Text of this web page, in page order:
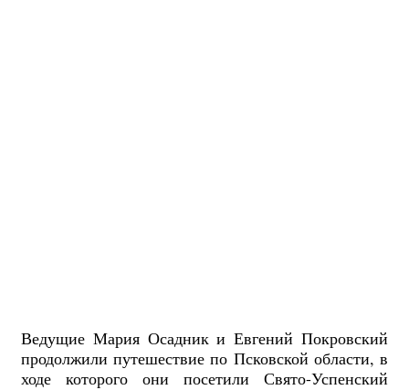
Ведущие Мария Осадник и Евгений Покровский
продолжили путешествие по Псковской области, в
ходе которого они посетили Свято-Успенский